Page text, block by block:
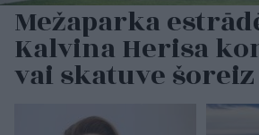
Mežaparka
Kalvina Herisa
vai skatuve šoreiz